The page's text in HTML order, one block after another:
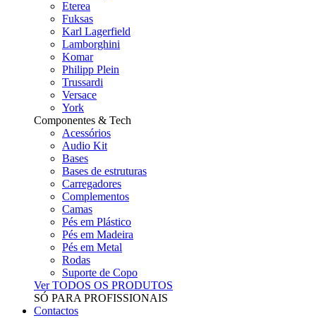
Eterea
Fuksas
Karl Lagerfield
Lamborghini
Komar
Philipp Plein
Trussardi
Versace
York
Componentes & Tech
Acessórios
Audio Kit
Bases
Bases de estruturas
Carregadores
Complementos
Camas
Pés em Plástico
Pés em Madeira
Pés em Metal
Rodas
Suporte de Copo
Ver TODOS OS PRODUTOS
SÓ PARA PROFISSIONAIS
Contactos